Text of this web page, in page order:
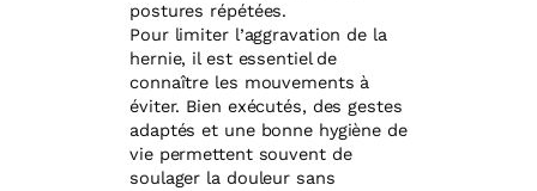
postures répétées.
Pour limiter l’aggravation de la
hernie, il est essentiel de
connaître les mouvements à
éviter. Bien exécutés, des gestes
adaptés et une bonne hygiène de
vie permettent souvent de
soulager la douleur sans